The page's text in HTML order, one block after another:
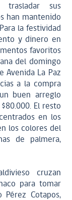
trasladar sus
han mantenido
la festividad
y dinero en
favoritos
del domingo
Avenida La Paz
a la compra
buen arreglo
El resto
en los
los colores del
de palmera,
cruzan
para tomar
Pérez Cotapos,